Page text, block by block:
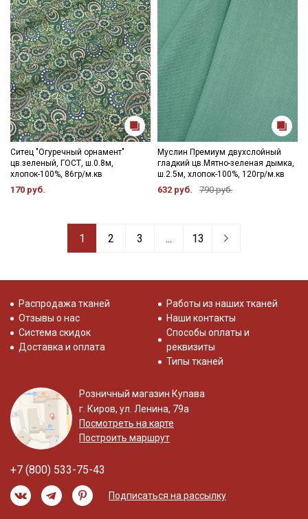
Ситец "Огуречный орнамент"
цв.зеленый, ГОСТ, ш.0.8м,
хлопок-100%, 86гр/м.кв
170 руб.
Муслин Премиум двухслойный
гладкий цв.Мятно-зеленая дымка,
ш.2.5м, хлопок-100%, 120гр/м.кв
632 руб. 790 руб.
1 2 3 ... 13
Распродажа тканей
Отзывы о нас
Система скидок
Доставка и оплата
Работы из наших тканей
Наши контакты
Способы оплаты и
реквизиты
Типы тканей
Розничный магазин Купава
г. Киров, ул. Ленина, 79а
Посмотреть на карте
Построить маршрут
+7 (800) 533-75-43
Подписаться на рассылку